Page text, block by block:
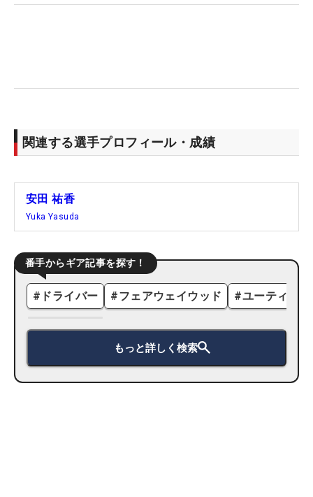
関連する選手プロフィール・成績
安田 祐香
Yuka Yasuda
番手からギア記事を探す！
# ドライバー #フェアウェイウッド #ユーティリ
もっと詳しく検索